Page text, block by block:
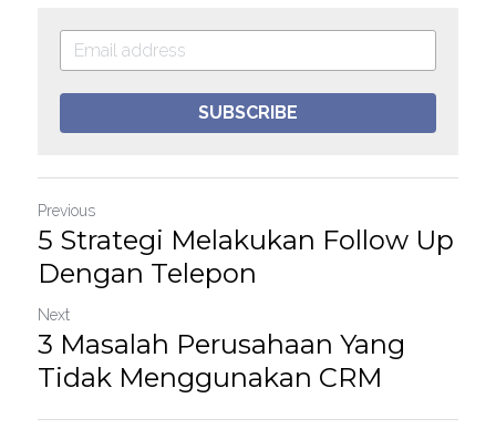
SUBSCRIBE
Previous
5 Strategi Melakukan Follow Up
Dengan Telepon
Next
3 Masalah Perusahaan Yang
Tidak Menggunakan CRM